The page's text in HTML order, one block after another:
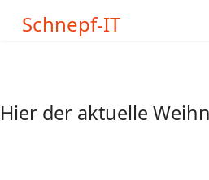
Schnepf-IT
Hier der aktuelle